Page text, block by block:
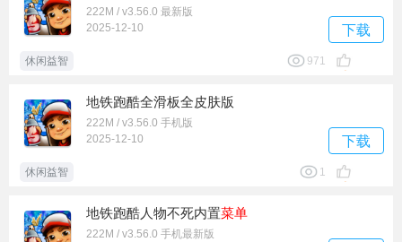
222M / v3.56.0 最新版
2025-12-10
下载
休闲益智 971
地铁跑酷全滑板全皮肤版
222M / v3.56.0 手机版
2025-12-10
下载
休闲益智 1
地铁跑酷人物不死内置菜单
222M / v3.56.0 手机最新版